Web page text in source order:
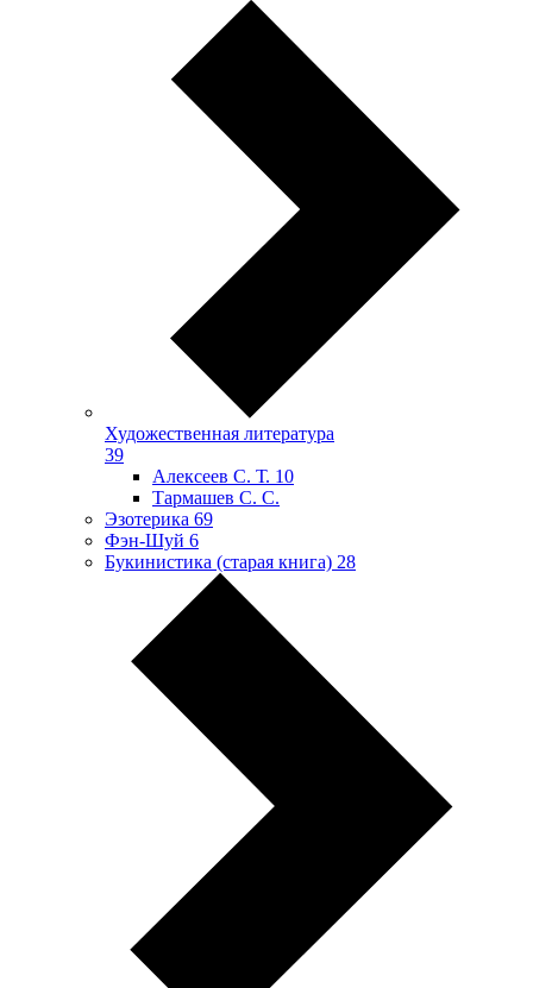
Художественная литература
39
Алексеев С. Т. 10
Тармашев С. С.
Эзотерика 69
Фэн-Шуй 6
Букинистика (старая книга) 28